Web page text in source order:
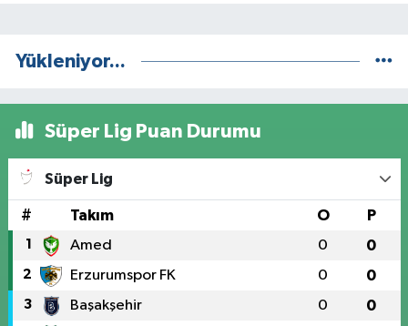
Yükleniyor...
Süper Lig Puan Durumu
Süper Lig
# Takım O P
1 Amed 0 0
2 Erzurumspor FK 0 0
3 Başakşehir 0 0